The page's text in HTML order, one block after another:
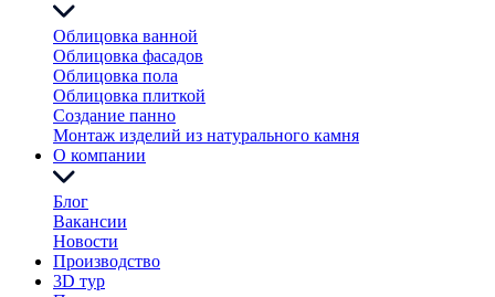
Облицовка ванной
Облицовка фасадов
Облицовка пола
Облицовка плиткой
Создание панно
Монтаж изделий из натурального камня
О компании
Блог
Вакансии
Новости
Производство
3D тур